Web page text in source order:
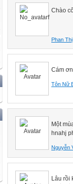
Chào
Phan
Cám
Tôn Nữ
Một
hnahj
Nguyễn
Lâu rồi